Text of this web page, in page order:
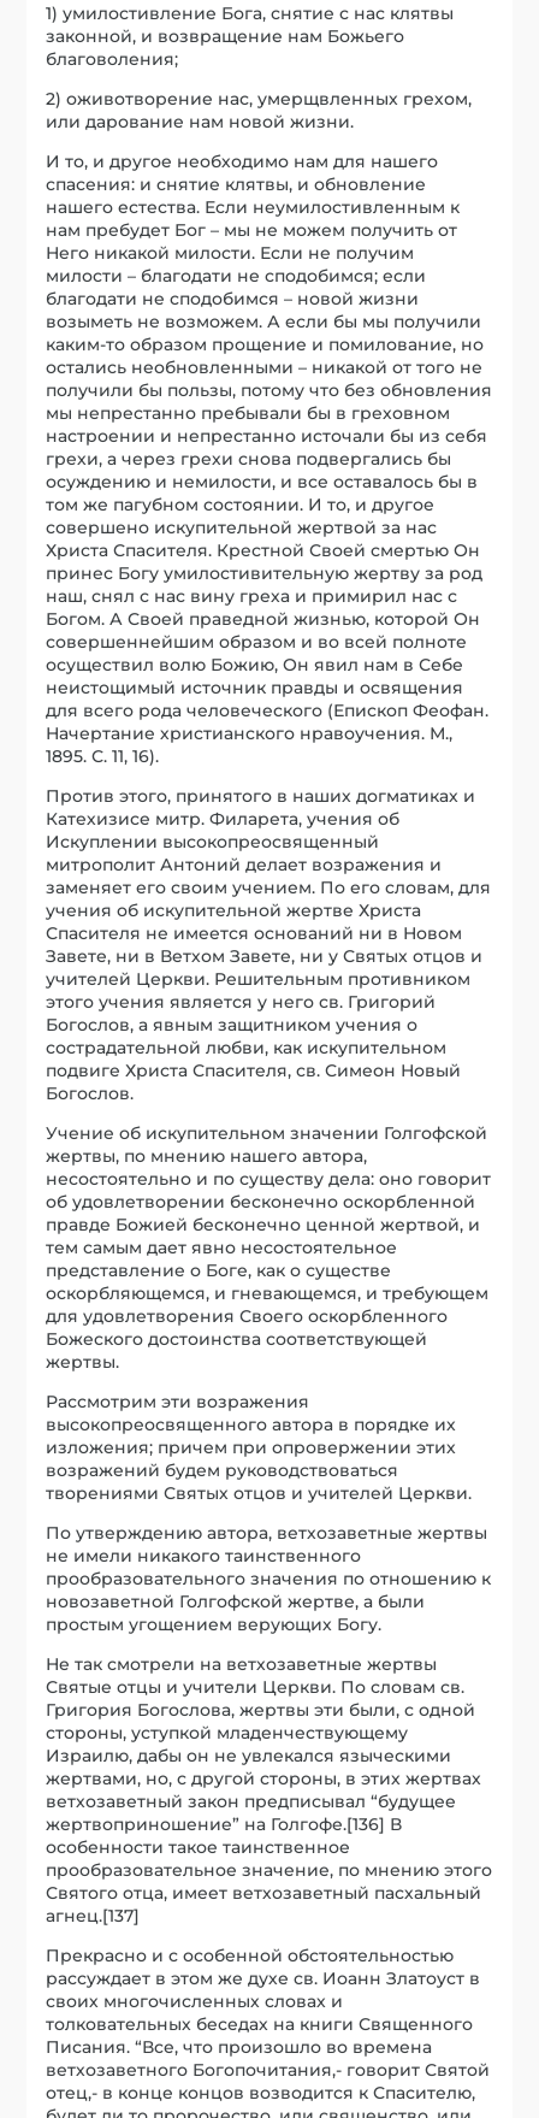
1) умилостивление Бога, снятие с нас клятвы
законной, и возвращение нам Божьего
благоволения;
2) оживотворение нас, умерщвленных грехом,
или дарование нам новой жизни.
И то, и другое необходимо нам для нашего
спасения: и снятие клятвы, и обновление
нашего естества. Если неумилостивленным к
нам пребудет Бог – мы не можем получить от
Него никакой милости. Если не получим
милости – благодати не сподобимся; если
благодати не сподобимся – новой жизни
возыметь не возможем. А если бы мы получили
каким-то образом прощение и помилование, но
остались необновленными – никакой от того не
получили бы пользы, потому что без обновления
мы непрестанно пребывали бы в греховном
настроении и непрестанно источали бы из себя
грехи, а через грехи снова подвергались бы
осуждению и немилости, и все оставалось бы в
том же пагубном состоянии. И то, и другое
совершено искупительной жертвой за нас
Христа Спасителя. Крестной Своей смертью Он
принес Богу умилостивительную жертву за род
наш, снял с нас вину греха и примирил нас с
Богом. А Своей праведной жизнью, которой Он
совершеннейшим образом и во всей полноте
осуществил волю Божию, Он явил нам в Себе
неистощимый источник правды и освящения
для всего рода человеческого (Епископ Феофан.
Начертание христианского нравоучения. М.,
1895. С. 11, 16).
Против этого, принятого в наших догматиках и
Катехизисе митр. Филарета, учения об
Искуплении высокопреосвященный
митрополит Антоний делает возражения и
заменяет его своим учением. По его словам, для
учения об искупительной жертве Христа
Спасителя не имеется оснований ни в Новом
Завете, ни в Ветхом Завете, ни у Святых отцов и
учителей Церкви. Решительным противником
этого учения является у него св. Григорий
Богослов, а явным защитником учения о
сострадательной любви, как искупительном
подвиге Христа Спасителя, св. Симеон Новый
Богослов.
Учение об искупительном значении Голгофской
жертвы, по мнению нашего автора,
несостоятельно и по существу дела: оно говорит
об удовлетворении бесконечно оскорбленной
правде Божией бесконечно ценной жертвой, и
тем самым дает явно несостоятельное
представление о Боге, как о существе
оскорбляющемся, и гневающемся, и требующем
для удовлетворения Своего оскорбленного
Божеского достоинства соответствующей
жертвы.
Рассмотрим эти возражения
высокопреосвященного автора в порядке их
изложения; причем при опровержении этих
возражений будем руководствоваться
творениями Святых отцов и учителей Церкви.
По утверждению автора, ветхозаветные жертвы
не имели никакого таинственного
прообразовательного значения по отношению к
новозаветной Голгофской жертве, а были
простым угощением верующих Богу.
Не так смотрели на ветхозаветные жертвы
Святые отцы и учители Церкви. По словам св.
Григория Богослова, жертвы эти были, с одной
стороны, уступкой младенчествующему
Израилю, дабы он не увлекался языческими
жертвами, но, с другой стороны, в этих жертвах
ветхозаветный закон предписывал “будущее
жертвоприношение” на Голгофе.[136] В
особенности такое таинственное
прообразовательное значение, по мнению этого
Святого отца, имеет ветхозаветный пасхальный
агнец.[137]
Прекрасно и с особенной обстоятельностью
рассуждает в этом же духе св. Иоанн Златоуст в
своих многочисленных словах и
толковательных беседах на книги Священного
Писания. “Все, что произошло во времена
ветхозаветного Богопочитания,- говорит Святой
отец,- в конце концов возводится к Спасителю,